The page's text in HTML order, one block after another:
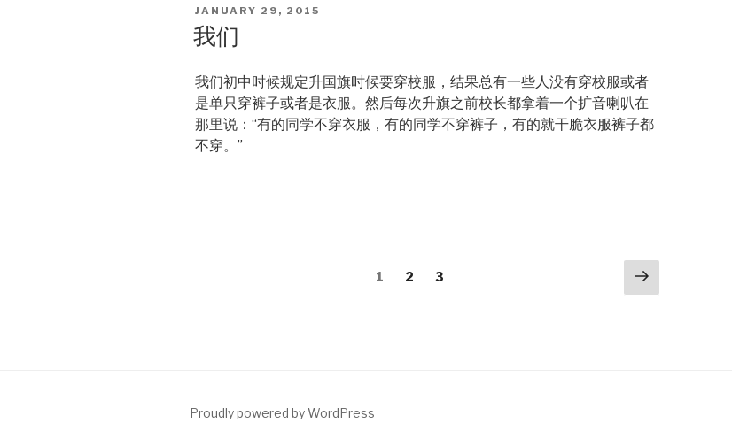
POSTED
ON
JANUARY 29, 2015
我们
我们初中时候规定升国旗时候要穿校服，结果总有一些人没有穿校服或者
是单只穿裤子或者是衣服。然后每次升旗之前校长都拿着一个扩音喇叭在
那里说：“有的同学不穿衣服，有的同学不穿裤子，有的就干脆衣服裤子都
不穿。”
Page
1 Page
2 Page
3
Next
page
Proudly powered by WordPress